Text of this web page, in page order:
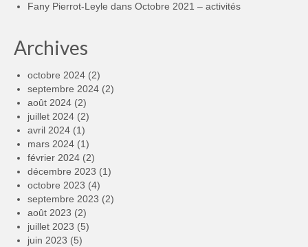
Fany Pierrot-Leyle dans Octobre 2021 – activités
Archives
octobre 2024 (2)
septembre 2024 (2)
août 2024 (2)
juillet 2024 (2)
avril 2024 (1)
mars 2024 (1)
février 2024 (2)
décembre 2023 (1)
octobre 2023 (4)
septembre 2023 (2)
août 2023 (2)
juillet 2023 (5)
juin 2023 (5)